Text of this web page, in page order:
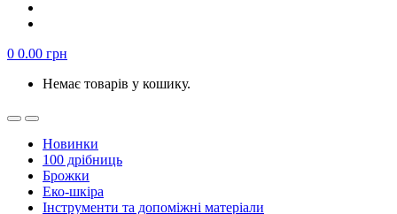
0 0.00 грн
Немає товарів у кошику.
Новинки
100 дрібниць
Брожки
Еко-шкіра
Інструменти та допоміжні матеріали